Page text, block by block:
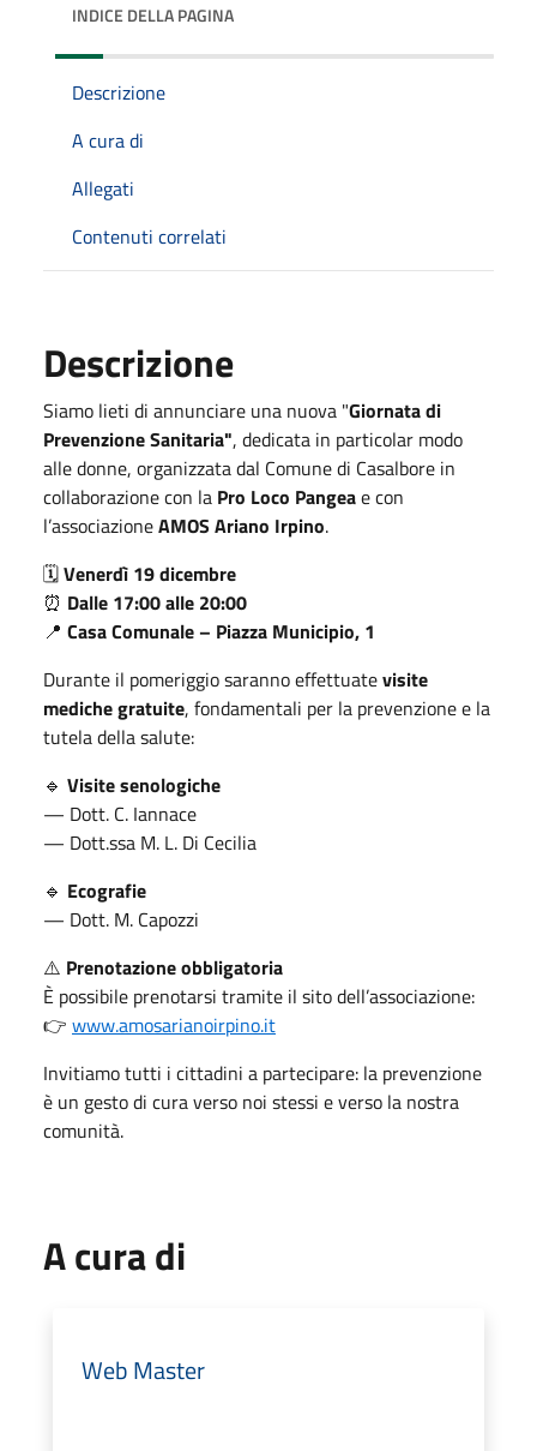
INDICE DELLA PAGINA
Descrizione
A cura di
Allegati
Contenuti correlati
Descrizione
Siamo lieti di annunciare una nuova "Giornata di
Prevenzione Sanitaria", dedicata in particolar modo
alle donne, organizzata dal Comune di Casalbore in
collaborazione con la Pro Loco Pangeae con
l’associazioneAMOS Ariano Irpino.
🗓Venerdì 19 dicembre
⏰ Dalle 17:00 alle 20:00
📍 Casa Comunale – Piazza Municipio, 1
Durante il pomeriggio saranno effettuatevisite
mediche gratuite, fondamentali per la prevenzione e la
tutela della salute:
🔹 Visite senologiche
— Dott. C. Iannace
— Dott.ssa M. L. Di Cecilia
🔹 Ecografie
— Dott. M. Capozzi
⚠️ Prenotazione obbligatoria
È possibile prenotarsi tramite il sito dell’associazione:
👉 www.amosarianoirpino.it
Invitiamo tutti i cittadini a partecipare: la prevenzione
è un gesto di cura verso noi stessi e verso la nostra
comunità.
A cura di
Web Master